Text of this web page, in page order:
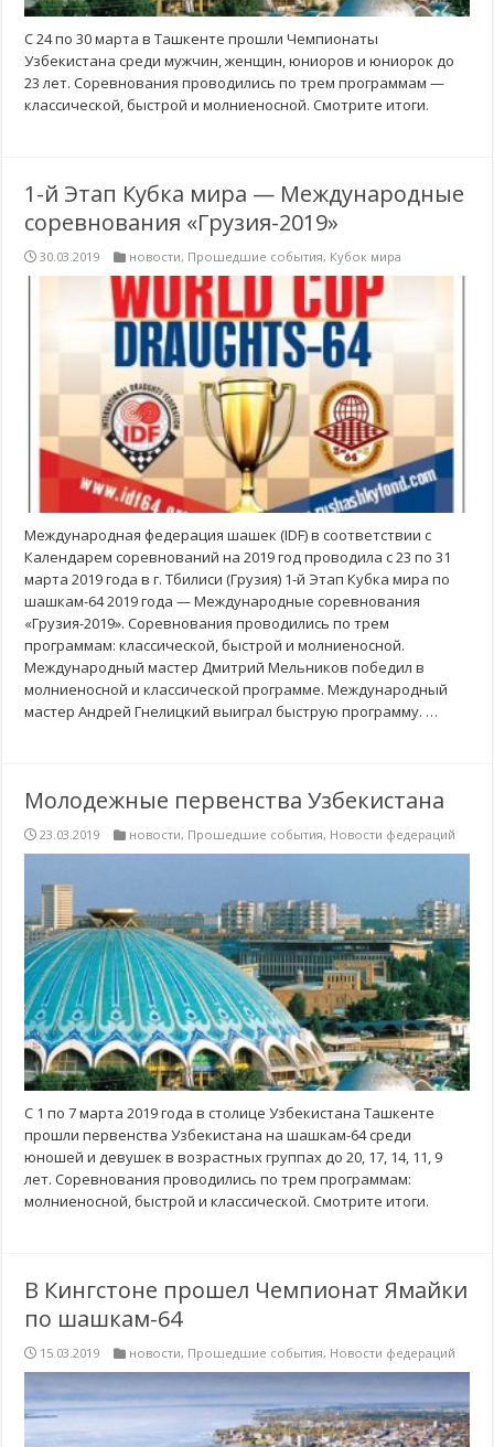
С 24 по 30 марта в Ташкенте прошли Чемпионаты
Узбекистана среди мужчин, женщин, юниоров и юниорок до
23 лет. Соревнования проводились по трем программам —
классической, быстрой и молниеносной. Смотрите итоги.
1-й Этап Кубка мира — Международные
соревнования «Грузия-2019»
30.03.2019 новости, Прошедшие события, Кубок мира
Международная федерация шашек (IDF) в соответствии с
Календарем соревнований на 2019 год проводила с 23 по 31
марта 2019 года в г. Тбилиси (Грузия) 1-й Этап Кубка мира по
шашкам-64 2019 года — Международные соревнования
«Грузия-2019». Соревнования проводились по трем
программам: классической, быстрой и молниеносной.
Международный мастер Дмитрий Мельников победил в
молниеносной и классической программе. Международный
мастер Андрей Гнелицкий выиграл быструю программу. …
Молодежные первенства Узбекистана
23.03.2019 новости, Прошедшие события, Новости федераций
С 1 по 7 марта 2019 года в столице Узбекистана Ташкенте
прошли первенства Узбекистана на шашкам-64 среди
юношей и девушек в возрастных группах до 20, 17, 14, 11, 9
лет. Cоревнования проводились по трем программам:
молниеносной, быстрой и классической. Смотрите итоги.
В Кингстоне прошел Чемпионат Ямайки
по шашкам-64
15.03.2019 новости, Прошедшие события, Новости федераций